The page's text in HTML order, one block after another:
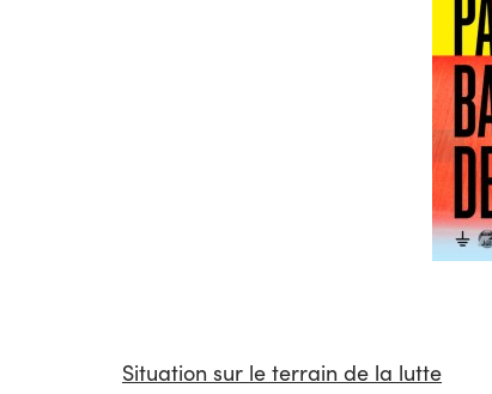
Situation sur le terrain de la lutte